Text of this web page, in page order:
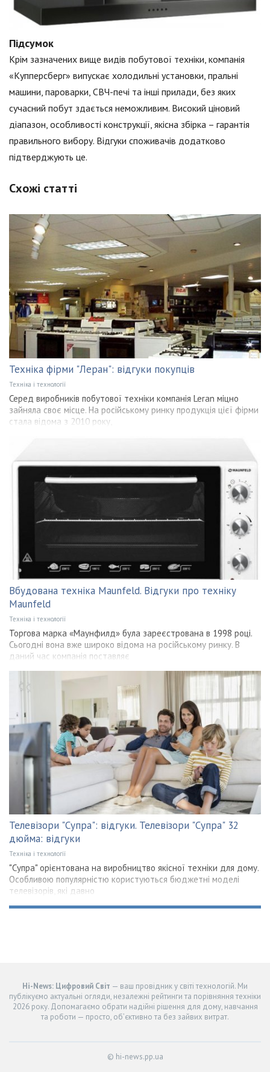
Підсумок
Крім зазначених вище видів побутової техніки, компанія
«Купперсберг» випускає холодильні установки, пральні
машини, пароварки, СВЧ-печі та інші прилади, без яких
сучасний побут здається неможливим. Високий ціновий
діапазон, особливості конструкції, якісна збірка – гарантія
правильного вибору. Відгуки споживачів додатково
підтверджують це.
Схожі статті
Техніка фірми "Леран": відгуки покупців
Техніка і технології
Серед виробників побутової техніки компанія Leran міцно
зайняла своє місце. На російському ринку продукція цієї фірми
стала відома з 2010 року,
Вбудована техніка Maunfeld. Відгуки про техніку
Maunfeld
Техніка і технології
Торгова марка «Маунфилд» була зареєстрована в 1998 році.
Сьогодні вона вже широко відома на російському ринку. В
даний час компанія поставляє
Телевізори "Супра": відгуки. Телевізори "Супра" 32
дюйма: відгуки
Техніка і технології
"Супра" орієнтована на виробництво якісної техніки для дому.
Особливою популярністю користуються бюджетні моделі
телевізорів, які давно
Hi-News: Цифровий Світ — ваш провідник у світі технологій. Ми
публікуємо актуальні огляди, незалежні рейтинги та порівняння техніки
2026 року. Допомагаємо обрати надійні рішення для дому, навчання
та роботи — просто, об’єктивно та без зайвих витрат.
© hi-news.pp.ua